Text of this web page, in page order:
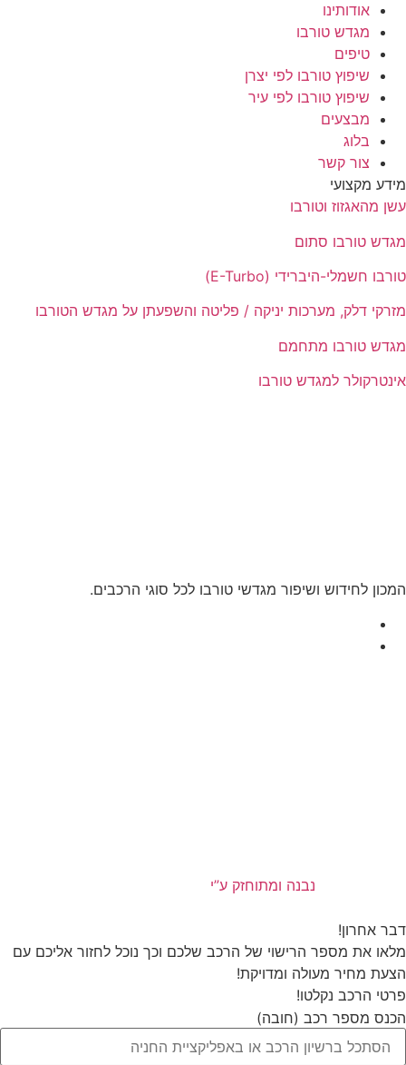
אודותינו
מגדש טורבו
טיפים
שיפוץ טורבו לפי יצרן
שיפוץ טורבו לפי עיר
מבצעים
בלוג
צור קשר
מידע מקצועי
עשן מהאגזוז וטורבו
מגדש טורבו סתום
טורבו חשמלי-היברידי (E-Turbo)
מזרקי דלק, מערכות יניקה / פליטה והשפעתן על מגדש הטורבו
מגדש טורבו מתחמם
אינטרקולר למגדש טורבו
המכון לחידוש ושיפור מגדשי טורבו לכל סוגי הרכבים.
נבנה ומתוחזק ע”י
דבר אחרון!
מלאו את מספר הרישוי של הרכב שלכם וכך נוכל לחזור אליכם עם
הצעת מחיר מעולה ומדויקת!
פרטי הרכב נקלטו!
הכנס מספר רכב (חובה)